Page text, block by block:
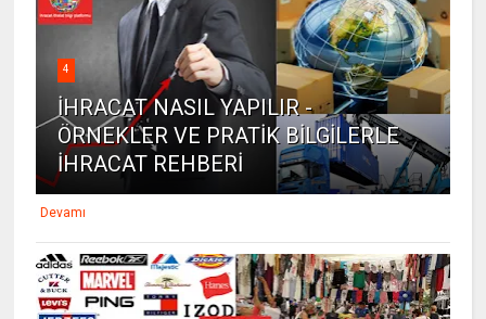
4
İHRACAT NASIL YAPILIR -
ÖRNEKLER VE PRATİK BİLGİLERLE
İHRACAT REHBERİ
Devamı